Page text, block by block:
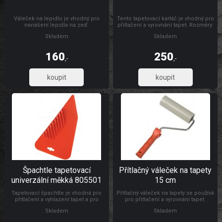
Váleček na lepidlo je vhodný pro
nanášení lepidla na zeď.
Skladem
160,-
132,23
Tento tapetovací kartáč je vhodný pro
přitlačení a vyrovnání tapet. Rozměry:
Skladem
250,-
206,61
Špachtle tapetovací
univerzální měkká 805501
Tapetovací špachtle je vhodná pro
přitlačení a vyhlazení tapet a pro
samolepicích folií, s drážkou pro
Skladem
Přítlačný váleček na tapety
15 cm
Přítlačný váleček na tapety se používá
pro přitlačení a vyrovnání tapet.
váleček je vyroben z PUR pěny,
Skladem